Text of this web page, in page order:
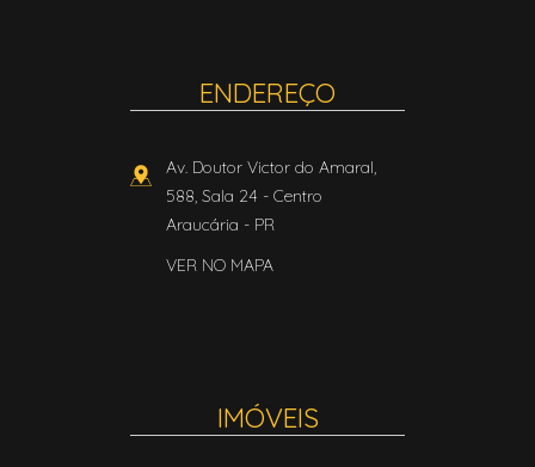
ENDEREÇO
Av. Doutor Victor do Amaral,
588, Sala 24 - Centro
Araucária - PR
VER NO MAPA
IMÓVEIS